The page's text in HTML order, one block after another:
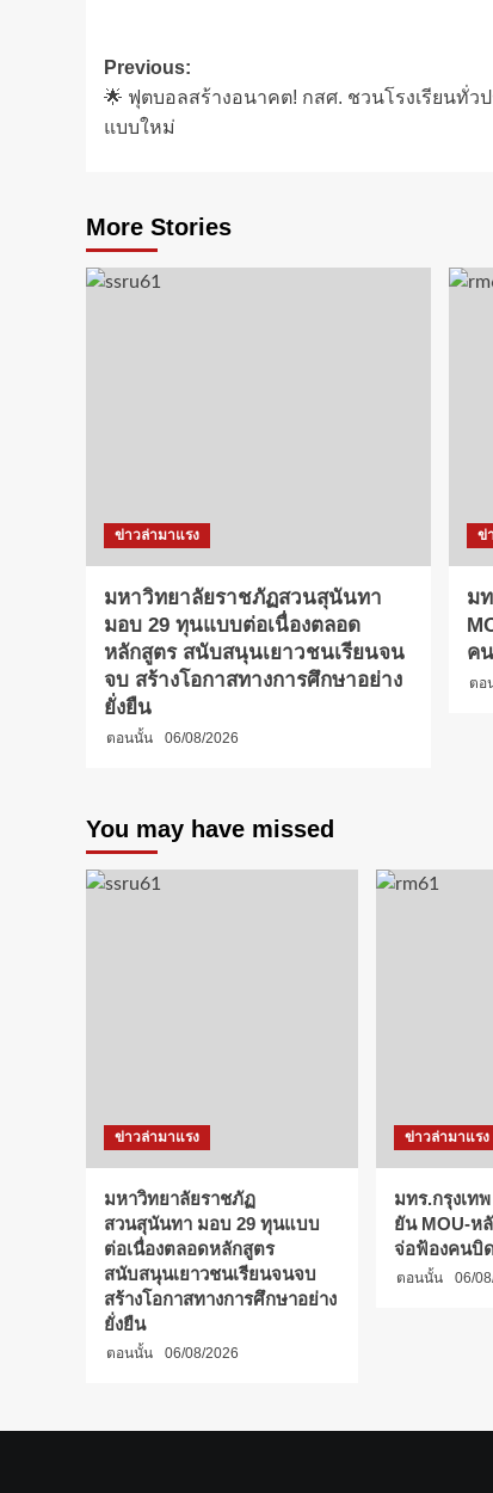
Post
navigation
Previous:
🌟 ฟุตบอลสร้างอนาคต! กสศ. ชวนโรงเรียนทั่วป
แบบใหม่
More Stories
ข่าวล่ามาแรง
มหาวิทยาลัยราชภัฏสวนสุนันทา
มอบ 29 ทุนแบบต่อเนื่องตลอด
หลักสูตร สนับสนุนเยาวชนเรียนจน
จบ สร้างโอกาสทางการศึกษาอย่าง
ยั่งยืน
ตอนนั้น 06/08/2026
ข่
ม
ค
ตอ
You may have missed
ข่าวล่ามาแรง
มหาวิทยาลัยราชภัฏ
สวนสุนันทา มอบ 29 ทุนแบบ
ต่อเนื่องตลอดหลักสูตร
สนับสนุนเยาวชนเรียนจนจบ
สร้างโอกาสทางการศึกษาอย่าง
ยั่งยืน
ตอนนั้น 06/08/2026
ข่าวล่ามาแรง
มทร.กรุงเท
ยัน MOU-ห
จ่อฟ้องคนบิ
ตอนนั้น 06/